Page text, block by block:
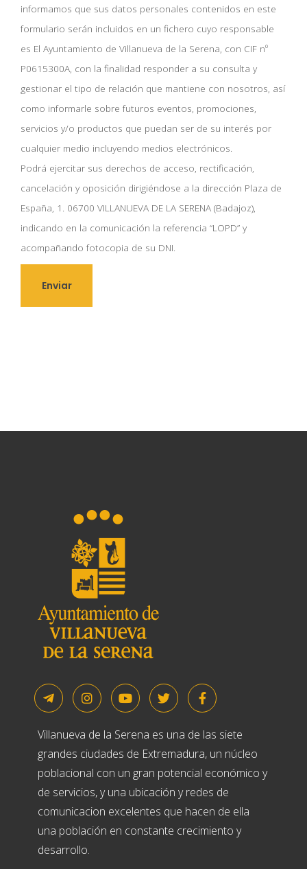
informamos que sus datos personales contenidos en este
formulario serán incluidos en un fichero cuyo responsable
es El Ayuntamiento de Villanueva de la Serena, con CIF nº
P0615300A, con la finalidad responder a su consulta y
gestionar el tipo de relación que mantiene con nosotros, así
como informarle sobre futuros eventos, promociones,
servicios y/o productos que puedan ser de su interés por
cualquier medio incluyendo medios electrónicos.
Podrá ejercitar sus derechos de acceso, rectificación,
cancelación y oposición dirigiéndose a la dirección Plaza de
España, 1. 06700 VILLANUEVA DE LA SERENA (Badajoz),
indicando en la comunicación la referencia “LOPD” y
acompañando fotocopia de su DNI.
Villanueva de la Serena es una de las siete
grandes ciudades de Extremadura, un núcleo
poblacional con un gran potencial económico y
de servicios, y una ubicación y redes de
comunicacion excelentes que hacen de ella
una población en constante crecimiento y
desarrollo.